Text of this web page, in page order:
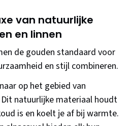
van natuurlijke
en linnen
de gouden standaard voor
en stijl combineren.
op het gebied van
natuurlijke materiaal houdt
is en koelt je af bij warmte.